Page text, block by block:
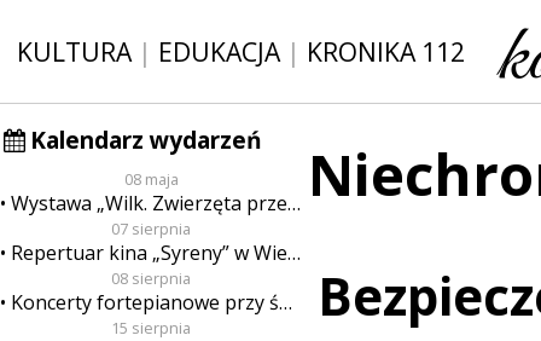
KULTURA| EDUKACJA| KRONIKA 112
Kalendarz wydarzeń
08 maja
Wystawa „Wilk. Zwierzęta przeklęte”
07 sierpnia
Repertuar kina „Syreny” w Wieluniu w dn. od 7 do 13 sierpnia
08 sierpnia
Koncerty fortepianowe przy świecach
15 sierpnia